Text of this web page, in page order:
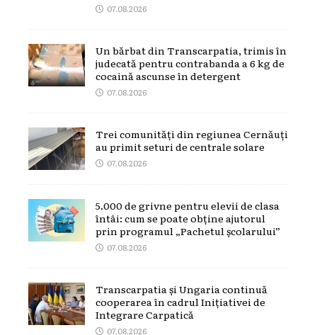
07.08.2026
Un bărbat din Transcarpatia, trimis în
judecată pentru contrabanda a 6 kg de
cocaină ascunse în detergent
07.08.2026
Trei comunități din regiunea Cernăuți
au primit seturi de centrale solare
07.08.2026
5.000 de grivne pentru elevii de clasa
întâi: cum se poate obține ajutorul
prin programul „Pachetul școlarului”
07.08.2026
Transcarpatia și Ungaria continuă
cooperarea în cadrul Inițiativei de
Integrare Carpatică
07.08.2026